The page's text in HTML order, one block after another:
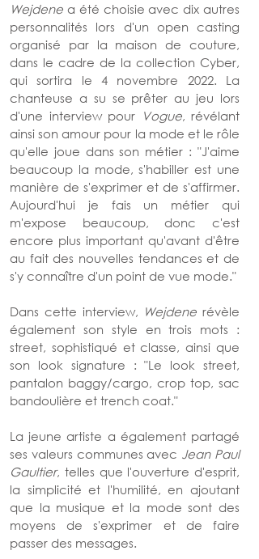
Wejdene a été choisie avec dix autres
personnalités lors d'un open casting
organisé par la maison de couture,
dans le cadre de la collection Cyber,
qui sortira le 4 novembre 2022. La
chanteuse a su se prêter au jeu lors
d'une interview pour Vogue, révélant
ainsi son amour pour la mode et le rôle
qu'elle joue dans son métier : "J'aime
beaucoup la mode, s'habiller est une
manière de s'exprimer et de s'affirmer.
Aujourd'hui je fais un métier qui
m'expose beaucoup, donc c'est
encore plus important qu'avant d'être
au fait des nouvelles tendances et de
s'y connaître d'un point de vue mode."
Dans cette interview, Wejdene révèle
également son style en trois mots :
street, sophistiqué et classe, ainsi que
son look signature : "Le look street,
pantalon baggy/cargo, crop top, sac
bandoulière et trench coat."
La jeune artiste a également partagé
ses valeurs communes avec Jean Paul
Gaultier, telles que l'ouverture d'esprit,
la simplicité et l'humilité, en ajoutant
que la musique et la mode sont des
moyens de s'exprimer et de faire
passer des messages.